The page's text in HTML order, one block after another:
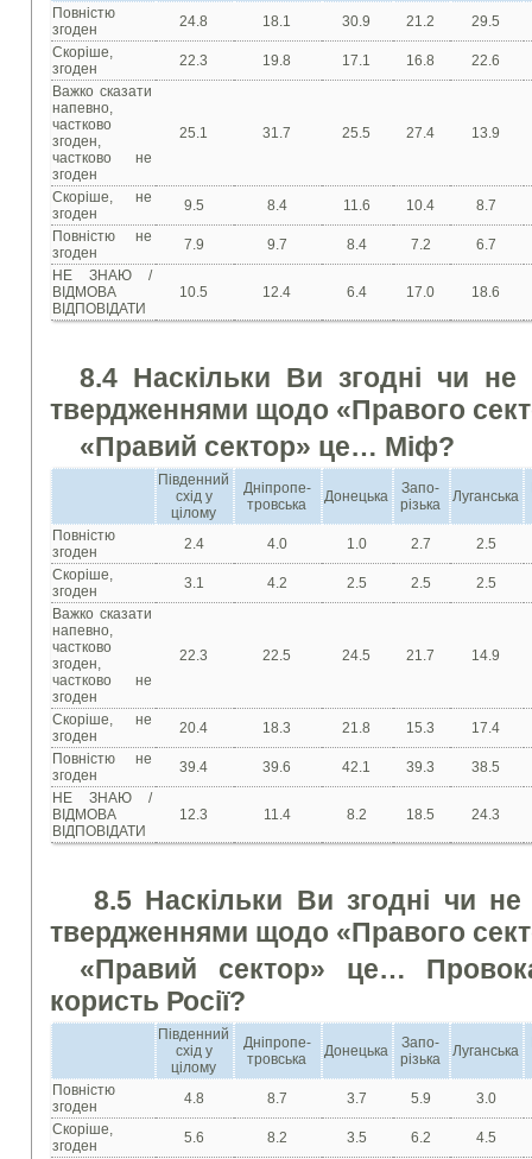
Повністю
згоден
24.8 18.1 30.9 21.2
29.5
Скоріше,
згоден
22.3 19.8 17.1 16.8
22.6
Важко сказати
напевно,
частково
згоден,
частково не
згоден
25.1 31.7 25.5 27.4 13.9
Скоріше, не
згоден
9.5 8.4 11.6 10.4
8.7
Повністю не
згоден
7.9 9.7 8.4 7.2
6.7
НЕ ЗНАЮ /
ВІДМОВА
ВІДПОВІДАТИ
10.5 12.4 6.4 17.0 18.6
8.4 Наскільки Ви згодні чи не
твердженнями щодо «Правого
«Правий сектор» це… Міф?
Південний
схід у
цілому
Дніпропе-
тровська
Донецька
Запо-
різька
Луганська
Повністю
згоден
2.4 4.0 1.0 2.7
2.5
Скоріше,
згоден
3.1 4.2 2.5 2.5
2.5
Важко сказати
напевно,
частково
згоден,
частково не
згоден
22.3 22.5 24.5 21.7 14.9
Скоріше, не
згоден
20.4 18.3 21.8 15.3
17.4
Повністю не
згоден
39.4 39.6 42.1 39.3
38.5
НЕ ЗНАЮ /
ВІДМОВА
ВІДПОВІДАТИ
12.3 11.4 8.2 18.5 24.3
8.5 Наскільки Ви згодні чи
твердженнями щодо «Правого
«Правий сектор» це…
користь Росії?
Південний
схід у
цілому
Дніпропе-
тровська
Донецька
Запо-
різька
Луганська
Повністю
згоден
4.8 8.7 3.7 5.9
3.0
Скоріше,
згоден
5.6 8.2 3.5 6.2
4.5